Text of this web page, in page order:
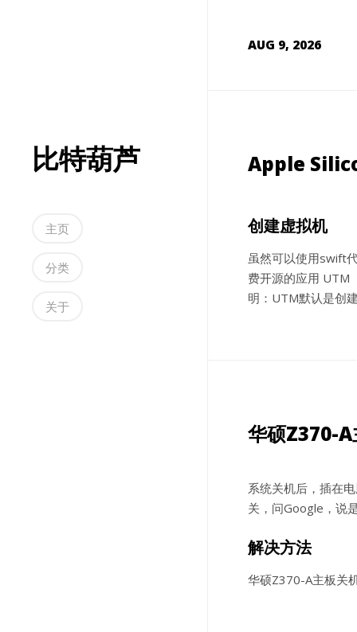
比特葫芦
主页
分类
关于
AUG 9, 2026
Apple
创建虚拟机
虽然可以使用swift
费开源的应用 UTM
明：UTM默认是创
华硕Z370-A
系统关机后，插在
关，问Google，说
解决方法
华硕Z370-A主板关